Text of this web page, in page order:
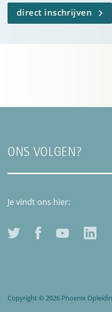
direct inschrijven
ONS VOLGEN?
Je vindt ons hier:
Copyright © 2026 Phoenix